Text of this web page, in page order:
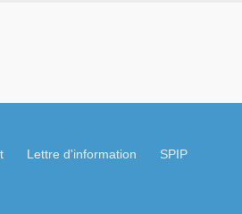
Lettre d'information SPIP